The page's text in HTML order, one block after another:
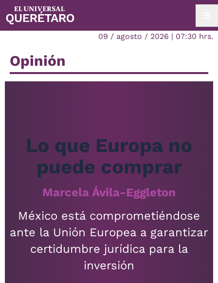
09 / agosto / 2026 | 07:30 hrs.
Opinión
Lo que Europa no
puede comprar
Marcela Ávila-Eggleton
México está comprometiéndose
ante la Unión Europea a garantizar
certidumbre jurídica para la
inversión